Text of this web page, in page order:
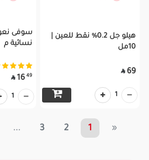
هيلو جل 0.2% نقط للعين |
10مل
69

1
سوفى
نسائية م
49
16

1
«
1
2
3
...